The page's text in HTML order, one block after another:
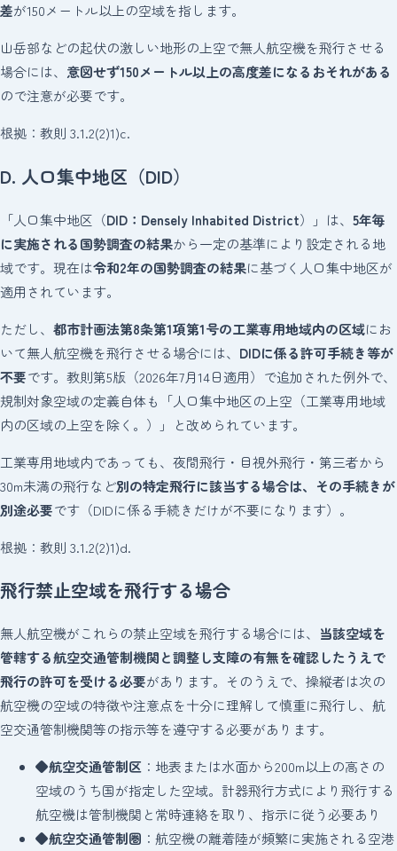
差が150メートル以上の空域を指します。
山岳部などの起伏の激しい地形の上空で無人航空機を飛行させる
場合には、 意図せず150メートル以上の高度差になるおそれがある
ので注意が必要です。
根拠：教則 3.1.2(2)1)c.
D. 人口集中地区（DID）
「人口集中地区（DID：Densely Inhabited District）」は、 5年毎
に実施される国勢調査の結果から一定の基準により設定される地
域です。現在は令和2年の国勢調査の結果に基づく人口集中地区が
適用されています。
ただし、 都市計画法第8条第1項第1号の工業専用地域内の区域にお
いて無人航空機を飛行させる場合には、 DIDに係る許可手続き等が
不要です。教則第5版（2026年7月14日適用）で追加された例外で、
規制対象空域の定義自体も「人口集中地区の上空（工業専用地域
内の区域の上空を除く。）」と改められています。
工業専用地域内であっても、夜間飛行・目視外飛行・第三者から
30m未満の飛行など別の特定飛行に該当する場合は、その手続きが
別途必要です（DIDに係る手続きだけが不要になります）。
根拠：教則 3.1.2(2)1)d.
飛行禁止空域を飛行する場合
無人航空機がこれらの禁止空域を飛行する場合には、 当該空域を
管轄する航空交通管制機関と調整し支障の有無を確認したうえで
飛行の許可を受ける必要があります。そのうえで、操縦者は次の
航空機の空域の特徴や注意点を十分に理解して慎重に飛行し、航
空交通管制機関等の指示等を遵守する必要があります。
◆航空交通管制区 ：地表または水面から200m以上の高さの
空域のうち国が指定した空域。計器飛行方式により飛行する
航空機は管制機関と常時連絡を取り、指示に従う必要あり
◆航空交通管制圏 ：航空機の離着陸が頻繁に実施される空港